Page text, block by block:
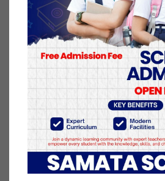
जनप्रतिनिधिसमार्फत संबोधन गर्न
लागि ५ करोड विनियोजन गर्ने गरी
विकास कार्यक्रम प्रस्ताव गरेको
यस कार्यक्रम अन्तर्गत न्यूनतम
बनाउनुपर्ने मन्त्रीको भनाइ थियो।
सिंचाइ, खानेपानी, शिक्षा,
हुनुपर्ने व्यवस्था गरिएको अर्थमन्त्रीले
बजेट दुरुपयोग भयो भन्दै महालेखा